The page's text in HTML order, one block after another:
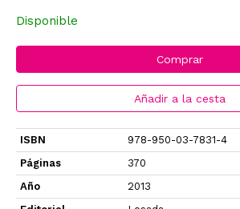
Disponible
Comprar
Añadir a la cesta
ISBN
978-950-03-7831-4
Páginas
370
Año
2013